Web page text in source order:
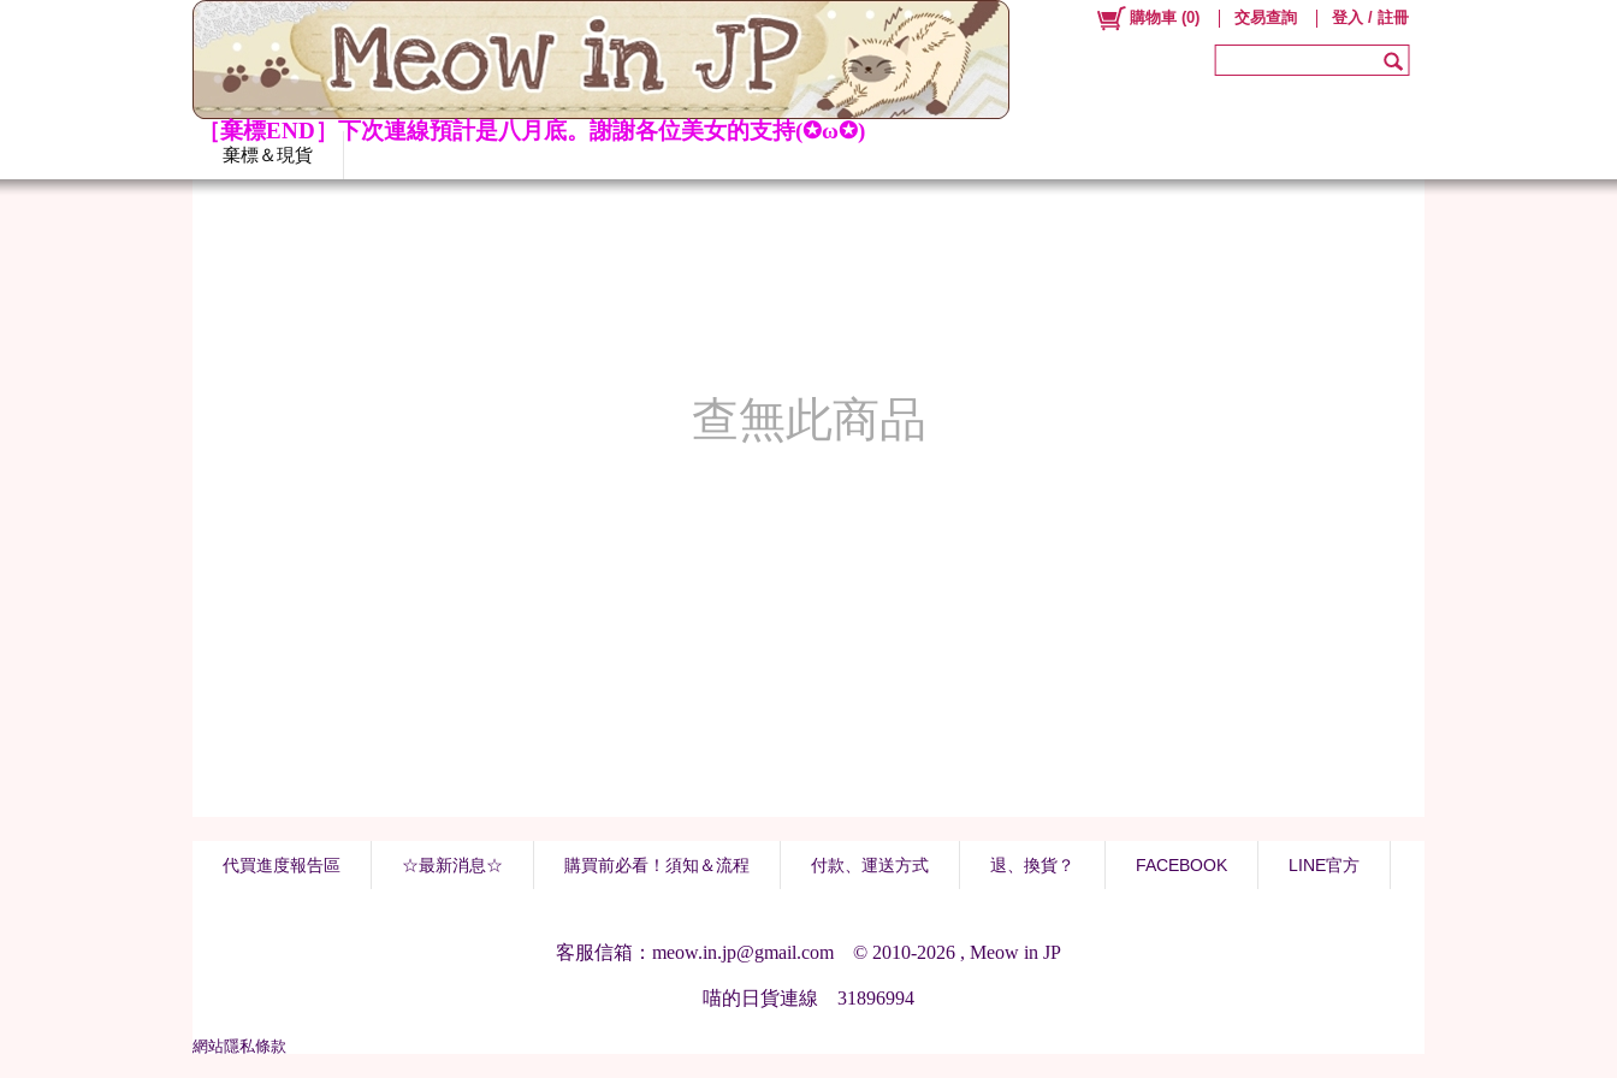
棄標＆現貨
購物車 (0) 交易查詢 登入 / 註冊
查無此商品
代買進度報告區 ☆最新消息☆ 購買前必看！須知＆流程 付款、運送方式 退、換貨？ FACEBOOK LINE官方
客服信箱：meow.in.jp@gmail.com © 2010-2026 , Meow in JP
喵的日貨連線 31896994
網站隱私條款
［棄標END］下次連線預計是八月底。謝謝各位美女的支持(✪ω✪)